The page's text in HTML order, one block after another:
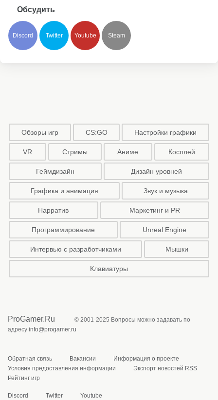
Обсудить
Discord Twitter Youtube Steam
Обзоры игр CS:GO Настройки графики
VR Стримы Аниме Косплей
Геймдизайн Дизайн уровней
Графика и анимация Звук и музыка
Нарратив Маркетинг и PR
Программирование Unreal Engine
Интервью с разработчиками Мышки
Клавиатуры
ProGamer.Ru
© 2001-2025 Вопросы можно задавать по
адресу info@progamer.ru
Обратная связь Вакансии
Информация о проекте
Условия предоставления информации
Экспорт новостей RSS
Рейтинг игр
Discord Twitter Youtube